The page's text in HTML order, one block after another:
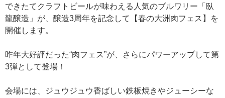
できたてクラフトビールが味わえる人気のブルワリー「臥
龍醸造」が、醸造3周年を記念して【春の大洲肉フェス】を
開催します。
昨年大好評だった“肉フェス”が、さらにパワーアップして第
3弾として登場！
会場には、ジュウジュウ香ばしい鉄板焼きやジューシーな